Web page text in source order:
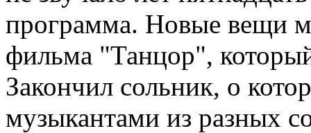
программа. Новые вещи
фильма "Танцор",
Закончил сольник, о
музыкантами из разных